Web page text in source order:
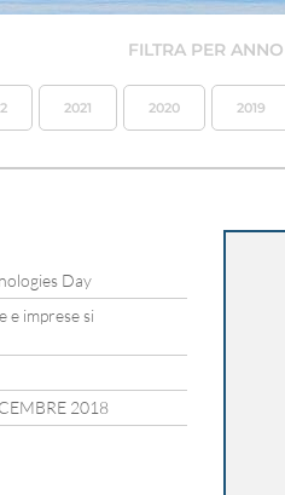
FILTRA PER ANNO
2021 2020 2019
Day
e imprese si
2018